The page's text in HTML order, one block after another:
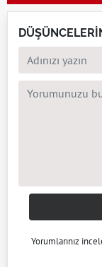
Yorumlarınız